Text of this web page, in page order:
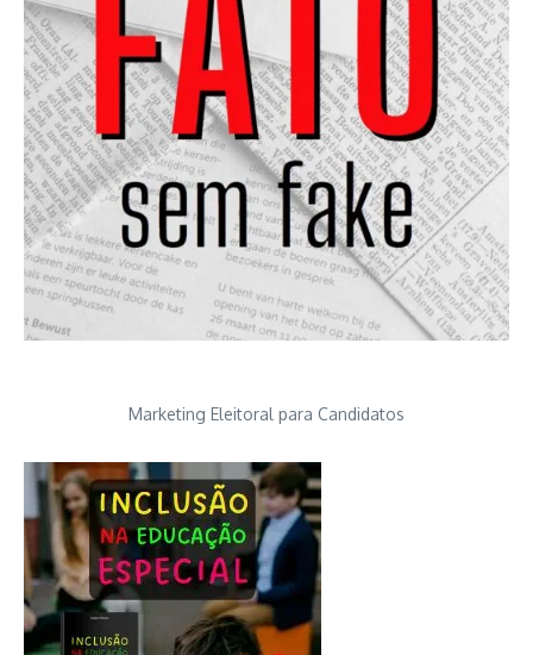
Marketing Eleitoral para Candidatos